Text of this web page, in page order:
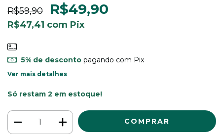
R$59,90 R$49,90
R$47,41 com Pix
5% de descontopagando com Pix
Ver mais detalhes
Só restam 2 em estoque!